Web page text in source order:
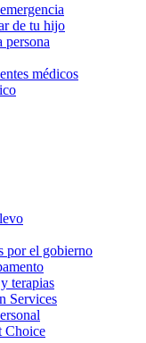
de tu hijo
persona
médicos
por el gobierno
terapias
Services
Choice